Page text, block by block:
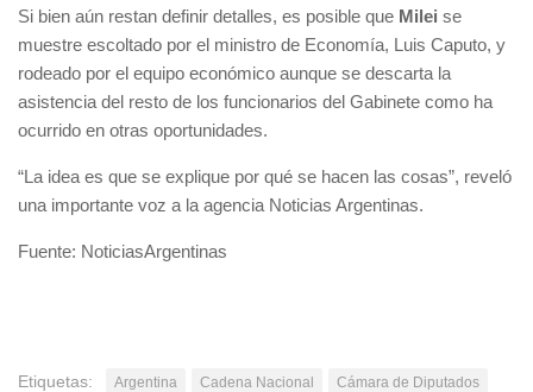
Si bien aún restan definir detalles, es posible que Milei se
muestre escoltado por el ministro de Economía, Luis Caputo, y
rodeado por el equipo económico aunque se descarta la
asistencia del resto de los funcionarios del Gabinete como ha
ocurrido en otras oportunidades.
“La idea es que se explique por qué se hacen las cosas”, reveló
una importante voz a la agencia Noticias Argentinas.
Fuente: NoticiasArgentinas
Etiquetas: Argentina Cadena Nacional
Cámara de Diputados